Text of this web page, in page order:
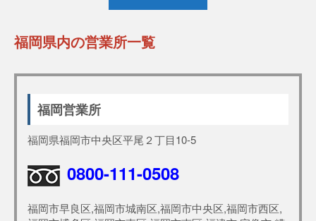
福岡県内の営業所一覧
福岡営業所
福岡県福岡市中央区平尾２丁目10-5
0800-111-0508
福岡市早良区,福岡市城南区,福岡市中央区,福岡市西区,